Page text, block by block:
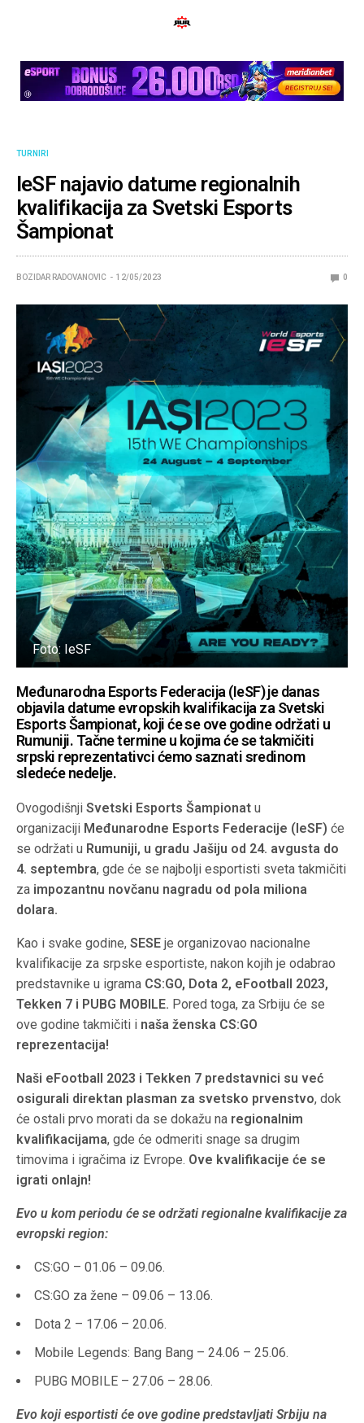
TURNIRI
IeSF najavio datume regionalnih
kvalifikacija za Svetski Esports
Šampionat
BOZIDAR RADOVANOVIC 12/05/2023 0
Foto: IeSF
Međunarodna Esports Federacija (IeSF) je danas
objavila datume evropskih kvalifikacija za Svetski
Esports Šampionat, koji će se ove godine održati u
Rumuniji. Tačne termine u kojima će se takmičiti
srpski reprezentativci ćemo saznati sredinom
sledeće nedelje.
OvogodišnjiSvetski Esports Šampionat u
organizaciji Međunarodne Esports Federacije (IeSF) će
se održati u Rumuniji, u gradu Jašiju od 24. avgusta do
4. septembra, gde će se najbolji esportisti sveta takmičiti
za impozantnu novčanu nagradu od pola miliona
dolara.
Kao i svake godine,SESE je organizovao nacionalne
kvalifikacije za srpske esportiste, nakon kojih je odabrao
predstavnike u igrama CS:GO, Dota 2, eFootball 2023,
Tekken 7 i PUBG MOBILE. Pored toga, za Srbiju će se
ove godine takmičiti i naša ženska CS:GO
reprezentacija!
Naši eFootball 2023 i Tekken 7 predstavnici su već
osigurali direktan plasman za svetsko prvenstvo, dok
će ostali prvo morati da se dokažu na regionalnim
kvalifikacijama, gde će odmeriti snage sa drugim
timovima i igračima iz Evrope. Ove kvalifikacije će se
igrati onlajn!
Evo u kom periodu će se održati regionalne kvalifikacije za
evropski region:
CS:GO – 01.06 – 09.06.
CS:GO za žene – 09.06 – 13.06.
Dota 2 – 17.06 – 20.06.
Mobile Legends: Bang Bang – 24.06 – 25.06.
PUBG MOBILE – 27.06 – 28.06.
Evo koji esportisti će ove godine predstavljati Srbiju na